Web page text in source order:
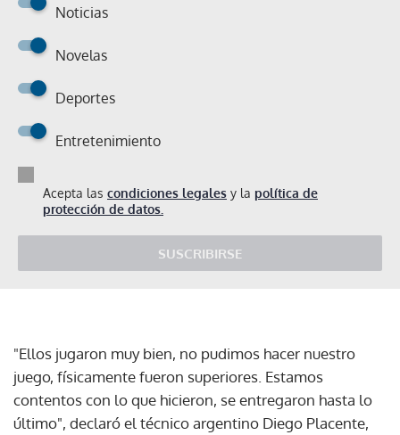
Noticias
Novelas
Deportes
Entretenimiento
Acepta las condiciones legales y la política de
protección de datos.
SUSCRIBIRSE
"Ellos jugaron muy bien, no pudimos hacer nuestro
juego, físicamente fueron superiores. Estamos
contentos con lo que hicieron, se entregaron hasta lo
último", declaró el técnico argentino Diego Placente,